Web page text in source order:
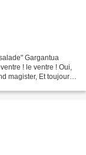
Gargantua
! le ventre ! Oui,
magister, Et toujours